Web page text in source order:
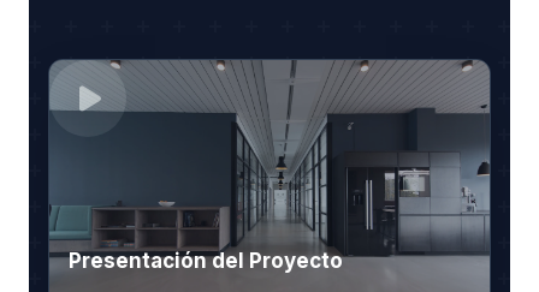
Presentación del Proyecto